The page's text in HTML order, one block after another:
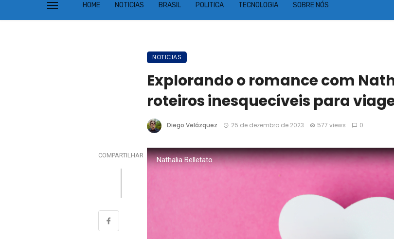
HOME NOTICIAS BRASIL POLITICA TECNOLOGIA SOBRE NÓS
NOTICIAS
Explorando o romance com
roteiros inesquecíveis para
Diego Velázquez 25 de dezembro de 2023 577 views 0
COMPARTILHAR
Nathalia Belletato